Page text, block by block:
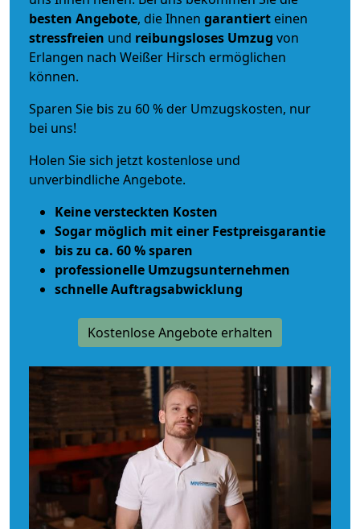
besten Angebote, die Ihnen garantiert einen
stressfreien und reibungsloses Umzug von
Erlangen nach Weißer Hirsch ermöglichen
können.
Sparen Sie bis zu 60 % der Umzugskosten, nur
bei uns!
Holen Sie sich jetzt kostenlose und
unverbindliche Angebote.
Keine versteckten Kosten
Sogar möglich mit einer Festpreisgarantie
bis zu ca. 60 % sparen
professionelle Umzugsunternehmen
schnelle Auftragsabwicklung
Kostenlose Angebote erhalten